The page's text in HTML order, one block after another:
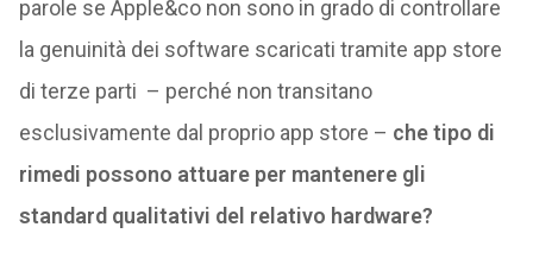
parole se Apple&co non sono in grado di controllare
la genuinità dei software scaricati tramite app store
di terze parti – perché non transitano
esclusivamente dal proprio app store – che tipo di
rimedi possono attuare per mantenere gli
standard qualitativi del relativo hardware?